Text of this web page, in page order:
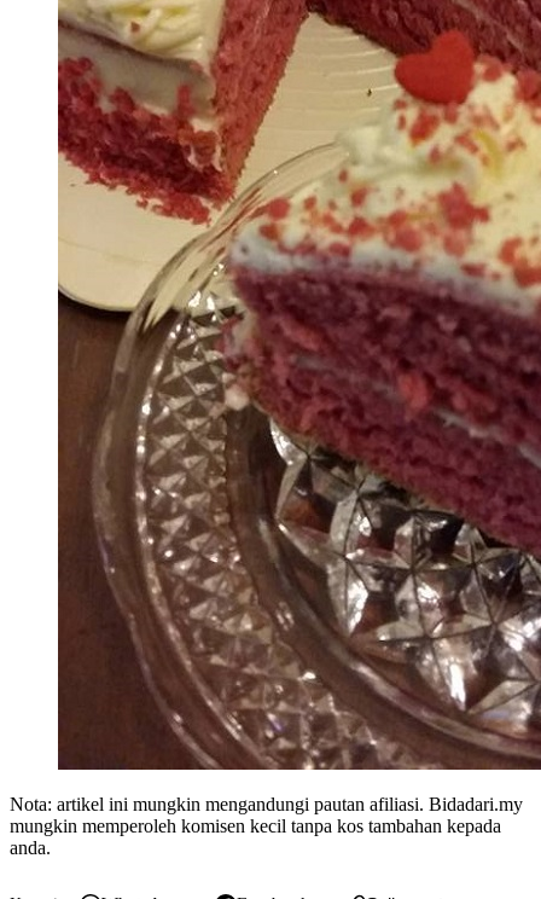
Nota: artikel ini mungkin mengandungi pautan afiliasi. Bidadari.my
mungkin memperoleh komisen kecil tanpa kos tambahan kepada
anda.